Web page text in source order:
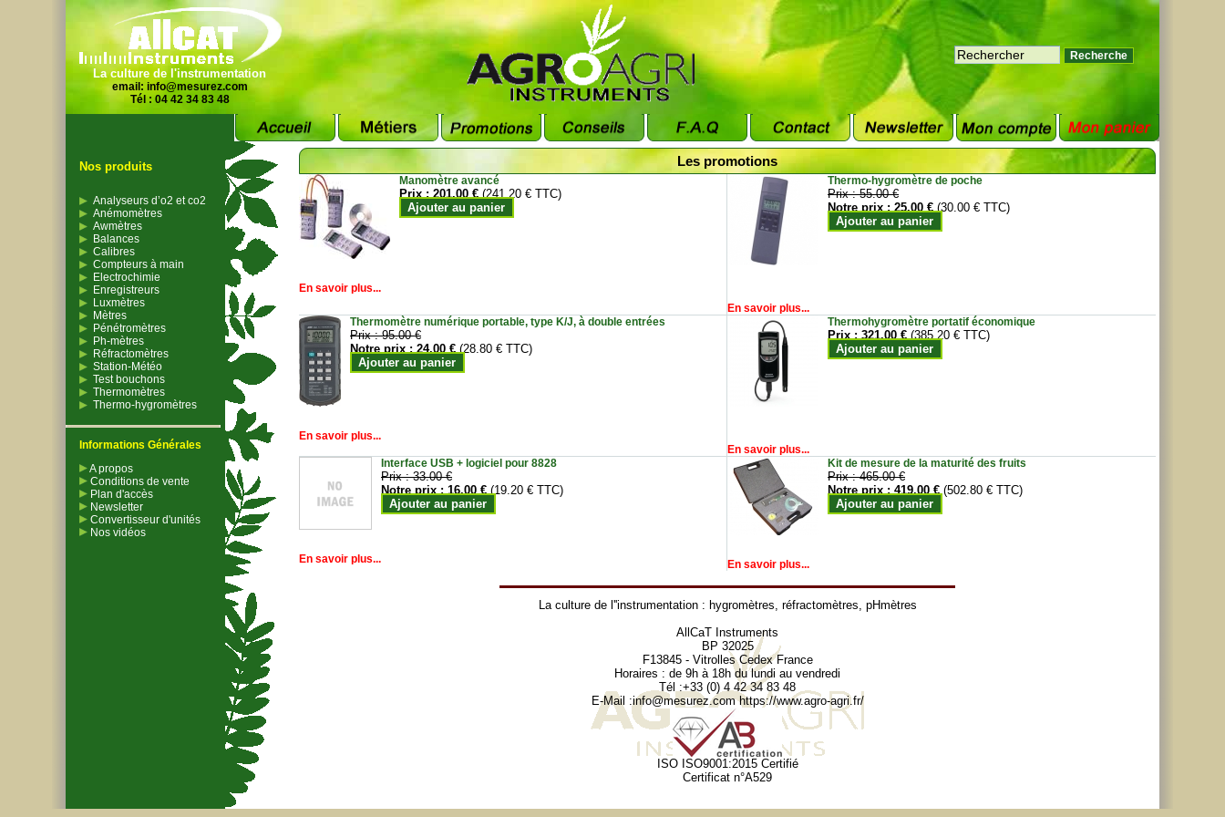
La culture de l'instrumentation
email: info@mesurez.com
Tél : 04 42 34 83 48
Nos produits
Analyseurs d’o2 et co2
Anémomètres
Awmètres
Balances
Calibres
Compteurs à main
Electrochimie
Enregistreurs
Luxmètres
Mètres
Pénétromètres
Ph-mètres
Réfractomètres
Station-Météo
Test bouchons
Thermomètres
Thermo-hygromètres
Informations Générales
A propos
Conditions de vente
Plan d'accès
Newsletter
Convertisseur d'unités
Nos vidéos
Les promotions
Manomètre avancé
Prix :201.00 € (241.20 € TTC)
Ajouter au panier
En savoir plus...
Thermo-hygromètre de poche
Prix :55.00 €
Notre prix :25.00 € (30.00 € TTC)
Ajouter au panier
En savoir plus...
Thermomètre numérique portable, type K/J, à double entrées
Prix :95.00 €
Notre prix :24.00 € (28.80 € TTC)
Ajouter au panier
En savoir plus...
Thermohygromètre portatif économique
Prix :321.00 € (385.20 € TTC)
Ajouter au panier
En savoir plus...
Interface USB + logiciel pour 8828
Prix :33.00 €
Notre prix :16.00 € (19.20 € TTC)
Ajouter au panier
En savoir plus...
Kit de mesure de la maturité des fruits
Prix :465.00 €
Notre prix :419.00 € (502.80 € TTC)
Ajouter au panier
En savoir plus...
La culture de l''instrumentation : hygromètres, réfractomètres, pHmètres
AllCaT Instruments
BP 32025
F13845 - Vitrolles Cedex France
Horaires : de 9h à 18h du lundi au vendredi
Tél :+33 (0) 4 42 34 83 48
E-Mail :info@mesurez.com https://www.agro-agri.fr/
ISO ISO9001:2015 Certifié
Certificat n°A529